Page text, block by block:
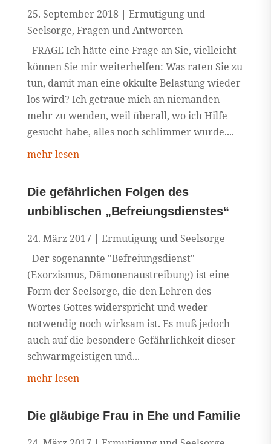
25. September 2018 | Ermutigung und
Seelsorge, Fragen und Antworten
FRAGE Ich hätte eine Frage an Sie, vielleicht
können Sie mir weiterhelfen: Was raten Sie zu
tun, damit man eine okkulte Belastung wieder
los wird? Ich getraue mich an niemanden
mehr zu wenden, weil überall, wo ich Hilfe
gesucht habe, alles noch schlimmer wurde....
mehr lesen
Die gefährlichen Folgen des
unbiblischen „Befreiungsdienstes“
24. März 2017 | Ermutigung und Seelsorge
Der sogenannte "Befreiungsdienst"
(Exorzismus, Dämonenaustreibung) ist eine
Form der Seelsorge, die den Lehren des
Wortes Gottes widerspricht und weder
notwendig noch wirksam ist. Es muß jedoch
auch auf die besondere Gefährlichkeit dieser
schwarmgeistigen und...
mehr lesen
Die gläubige Frau in Ehe und Familie